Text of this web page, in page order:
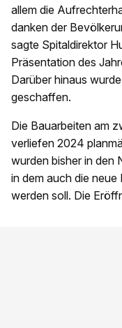
allem die
danken der
sagte Spitaldirektor
Präsentation des
Darüber hinaus
geschaffen.
Die Bauarbeiten am
verliefen 2024
wurden bisher in den
in dem auch die
werden soll. Die